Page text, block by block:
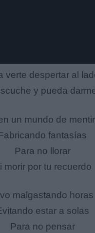
verte despertar al
y pueda
un mundo de
fantasías
Para no llorar
morir por tu recuerdo
malgastando horas
estar a solas
Para no pensar